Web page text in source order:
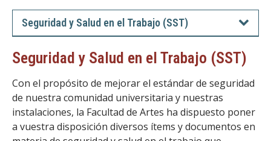
ETAPA BÁSICA
CARRERAS
POSTGRADO
EXTENSIÓN
CREACIÓNE INVESTIGACIÓN
BIBLIOTECA
Seguridad y Salud en el Trabajo (SST)
Seguridad y Salud en el Trabajo (SST)
Con el propósito de mejorar el estándar de seguridad
de nuestra comunidad universitaria y nuestras
instalaciones, la Facultad de Artes ha dispuesto poner
a vuestra disposición diversos ítems y documentos en